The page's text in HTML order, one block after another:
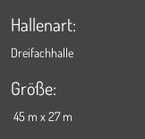
Hallenart:
Dreifachhalle
Größe:
45 m x 27 m